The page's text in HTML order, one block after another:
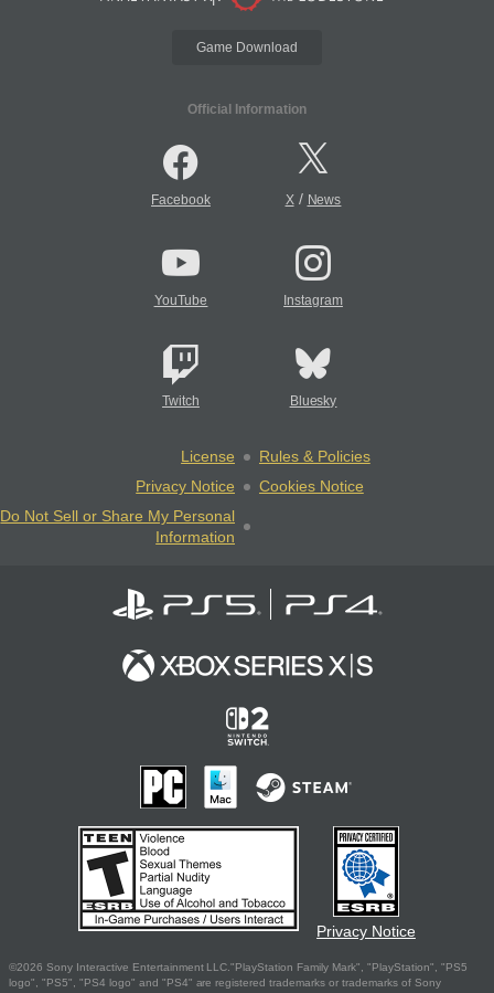
Game Download
Official Information
Facebook X/ News
YouTube Instagram
Twitch Bluesky
License
Rules & Policies
Privacy Notice
Cookies Notice
Do Not Sell or Share My Personal
Information
Privacy Notice
©2026 Sony Interactive Entertainment LLC."PlayStation Family Mark", "PlayStation", "PS5
logo", "PS5", "PS4 logo" and "PS4" are registered trademarks or trademarks of Sony